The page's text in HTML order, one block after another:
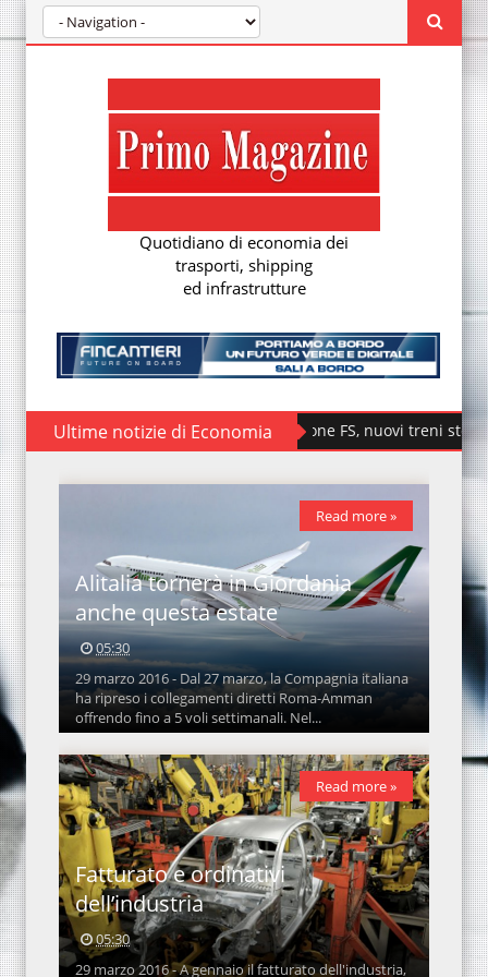
Quotidiano di economia dei
trasporti, shipping
ed infrastrutture
Ultime notizie di EconomiaFondazione FS, nuovi treni storici
Alitalia tornerà in Giordania
anche questa estate
05:30
29 marzo 2016 - Dal 27 marzo, la Compagnia italiana
ha ripreso i collegamenti diretti Roma-Amman
offrendo fino a 5 voli settimanali. Nel...
Read more »
Fatturato e ordinativi
dell’industria
05:30
29 marzo 2016 - A gennaio il fatturato dell'industria,
Read more »